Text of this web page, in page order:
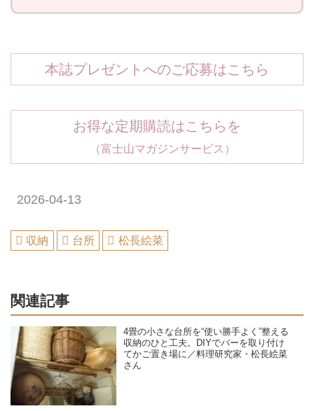
本誌プレゼントへのご応募はこちら
お得な定期購読はこちらを
（富士山マガジンサービス）
2026-04-13
収納 台所 松長絵菜
関連記事
4畳の小さな台所を“使い勝手よく”整える
収納のひと工夫。DIYでバーを取り付け
てかご置き場に／料理研究家・松長絵菜
さん